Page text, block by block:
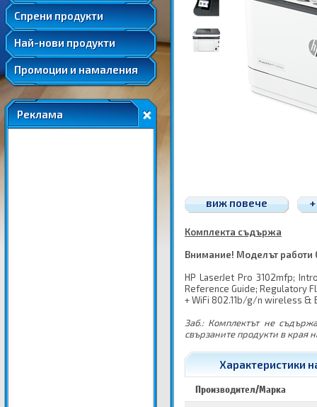
Спрени продукти
Удължени и допълнителни гаранции
Най-нови продукти
Промоции и намаления
Реклама
виж повече
Комплекта съдържа
Внимание! Моделът работи
HP LaserJet Pro 3102mfp;
Reference Guide; Regulatory
+ WiFi 802.11b/g/n wireless &
Заб.: Комплектът не
свързаните продукти в края
Характеристики
Производител/Марка